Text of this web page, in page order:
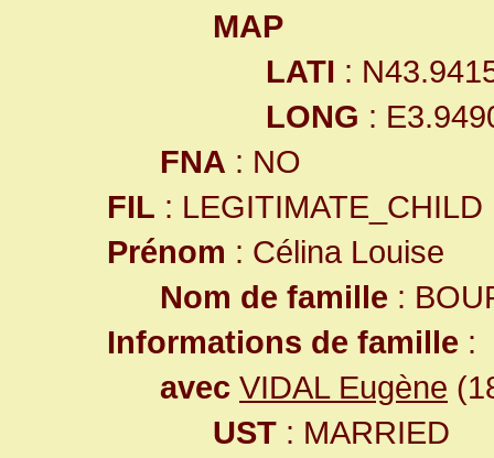
MAP
LATI :
LONG :
FNA : NO
FIL : LEGITIMATE_CHILD
Prénom : Célina Louise
Nom de famille :
Informations de famille :
avec VIDAL Eugène
UST : MARRIED